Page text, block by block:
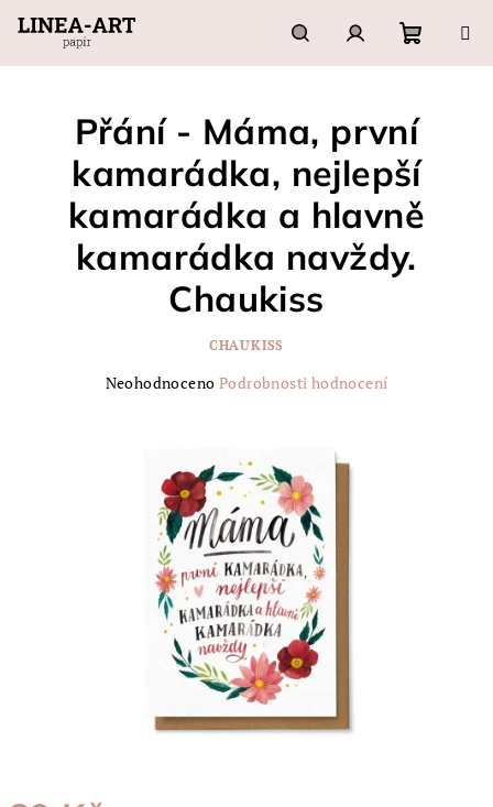
HledatPřihlášení
košík
Přání - Máma, první
kamarádka, nejlepší
kamarádka a hlavně
kamarádka navždy.
Chaukiss
CHAUKISS
Průměrné
hvězdiček.
Neohodnoceno Podrobnosti hodnocení